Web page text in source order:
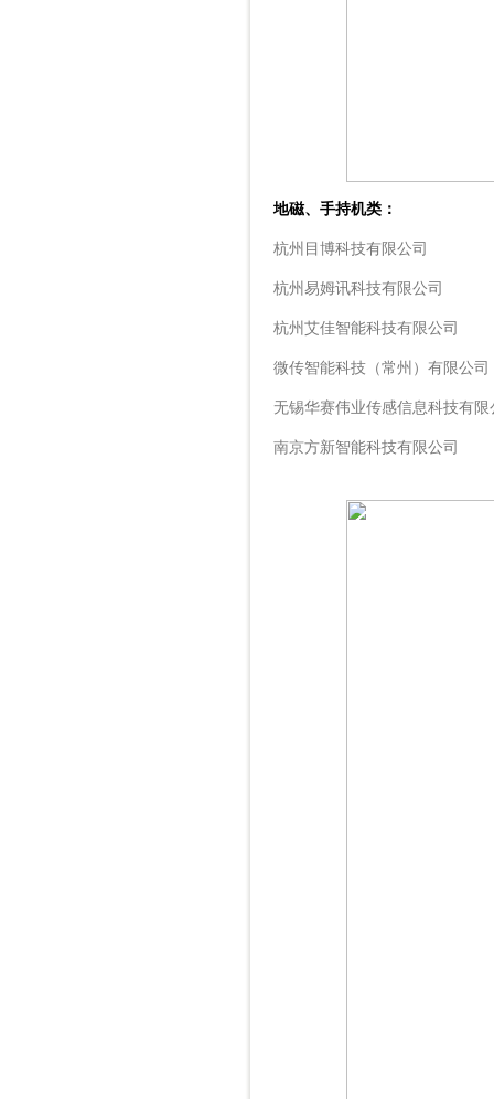
地磁、手持机类：
杭州目博科技有限公司
杭州易姆讯科技有限公司
杭州艾佳智能科技有限公司
微传智能科技（常州）有限公司
无锡华赛伟业传感信息科技有限
南京方新智能科技有限公司